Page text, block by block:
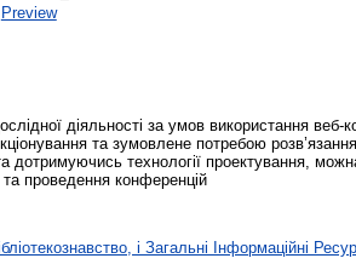
Preview
діяльності за умов використання
та зумовлене потребою
технології проектування,
та проведення конференцій
і Загальні Інформаційні